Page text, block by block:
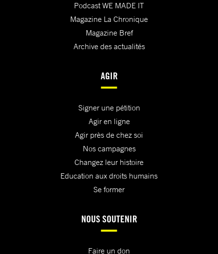
Podcast WE MADE IT
Magazine La Chronique
Magazine Bref
Archive des actualités
AGIR
Signer une pétition
Agir en ligne
Agir près de chez soi
Nos campagnes
Changez leur histoire
Education aux droits humains
Se former
NOUS SOUTENIR
Faire un don